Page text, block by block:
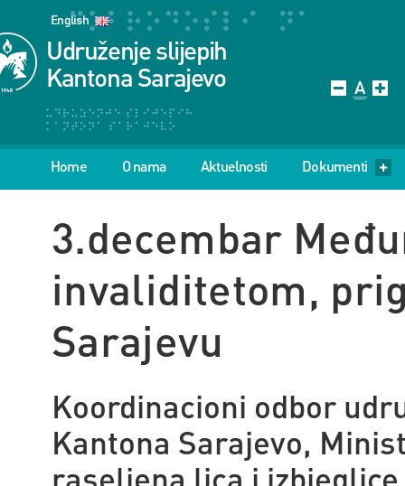
English
Udruženje slijepih
Kantona Sarajevo
Home O nama Aktuelnosti Dokumenti
3.decembar
invaliditetom,
Sarajevu
Koordinacioni odbor
Kantona Sarajevo,
raseljena lica i